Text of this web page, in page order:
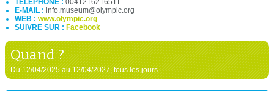
E-MAIL : info.museum@olympic.org
WEB : www.olympic.org
SUIVRE SUR : Facebook
Quand ?
Du 12/04/2025 au 12/04/2027, tous les jours.